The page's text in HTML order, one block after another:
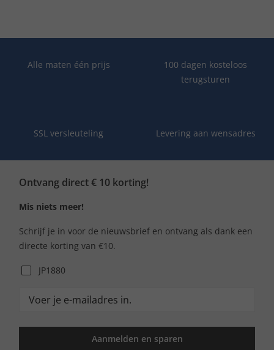
Alle maten één prijs
100 dagen kosteloos
terugsturen
SSL versleuteling Levering aan wensadres
Ontvang direct € 10 korting!
Mis niets meer!
Schrijf je in voor de nieuwsbrief en ontvang als dank een
directe korting van €10.
JP1880
Aanmelden en sparen